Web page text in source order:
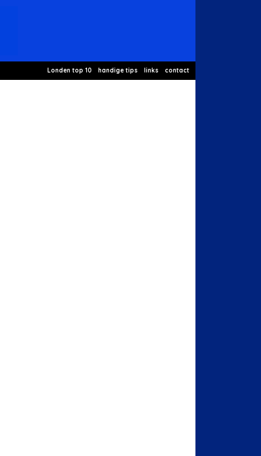
Londen top 10 handige tips links contact